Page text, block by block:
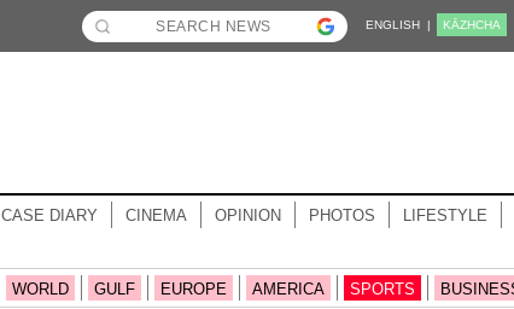
ENGLISH | KĀZHCHA
CASE DIARY CINEMA OPINION PHOTOS LIFESTYLE
WORLD GULF EUROPE AMERICA SPORTS